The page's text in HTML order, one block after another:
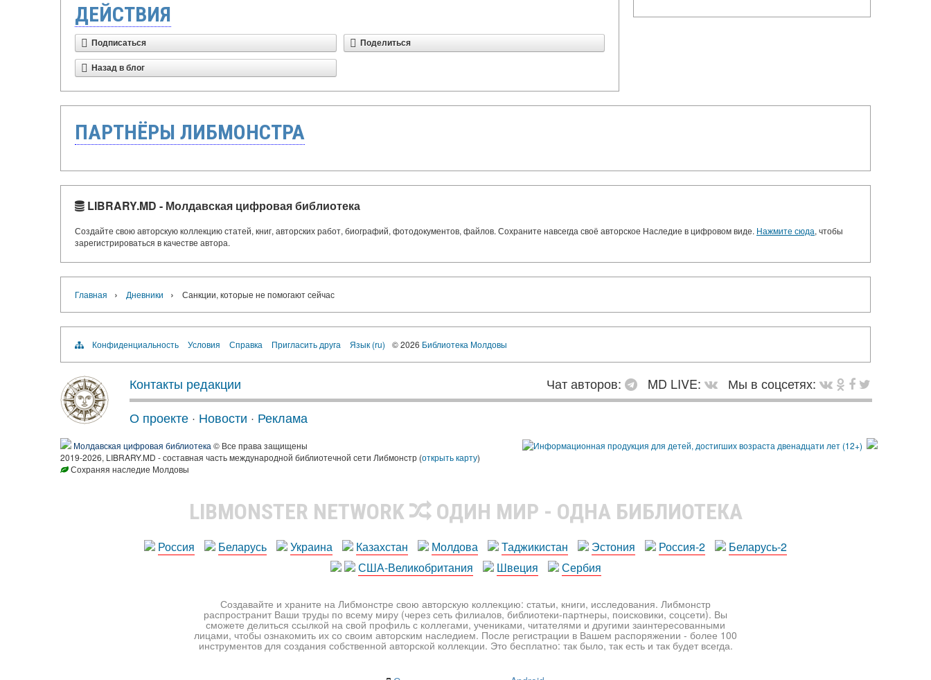
ДЕЙСТВИЯ
Подписаться Поделиться
Назад в блог
ПАРТНЁРЫ ЛИБМОНСТРА
LIBRARY.MD - Молдавская цифровая библиотека
Создайте свою авторскую коллекцию статей, книг, авторских работ, биографий, фотодокументов, файлов. Сохраните навсегда своё авторское Наследие в цифровом виде. Нажмите сюда, чтобы
зарегистрироваться в качестве автора.
Главная › Дневники › Санкции, которые не помогают сейчас
Конфиденциальность Условия Справка Пригласить друга Язык (ru) © 2026 Библиотека Молдовы
Контакты редакции Чат авторов: MD LIVE:
Мы в соцсетях:
О проекте · Новости · Реклама
Молдавская цифровая библиотека © Все права защищены
2019-2026, LIBRARY.MD - составная часть международной библиотечной сети Либмонстр (открыть карту)
Сохраняя наследие Молдовы
LIBMONSTER NETWORK ОДИН МИР - ОДНА БИБЛИОТЕКА
Россия Беларусь Украина Казахстан Молдова Таджикистан Эстония Россия-2
Беларусь-2
США-Великобритания
Швеция Сербия
Создавайте и храните на Либмонстре свою авторскую коллекцию: статьи, книги, исследования. Либмонстр
распространит Ваши труды по всему миру (через сеть филиалов, библиотеки-партнеры, поисковики, соцсети). Вы
сможете делиться ссылкой на свой профиль с коллегами, учениками, читателями и другими заинтересованными
лицами, чтобы ознакомить их со своим авторским наследием. После регистрации в Вашем распоряжении - более 100
инструментов для создания собственной авторской коллекции. Это бесплатно: так было, так есть и так будет всегда.